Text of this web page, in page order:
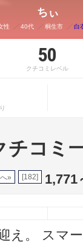
ちぃ
性 40代 桐生市 白
50
クチコミレベル
チコミ
» [182] 1,771
え。 スマ